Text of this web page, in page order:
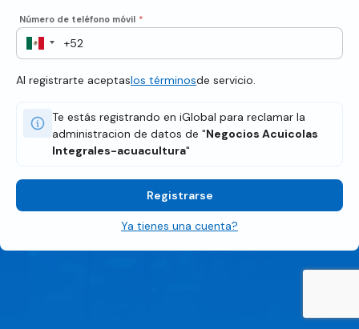
Número de teléfono móvil *
Al registrarte aceptaslos términosde servicio.
Te estás registrando en iGlobal para reclamar la
administracion de datos de "Negocios Acuicolas
Integrales-acuacultura"
Registrarse
Ya tienes una cuenta?